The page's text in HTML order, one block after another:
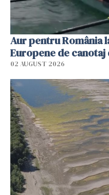
Aur pentru România
Europene de canotaj
02 AUGUST 2026